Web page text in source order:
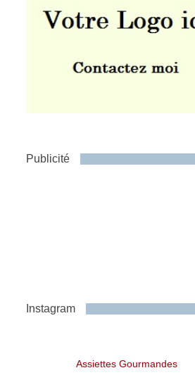
Publicité
Instagram
Assiettes Gourmandes